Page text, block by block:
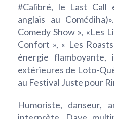
#Calibré, le Last Call
anglais au
Comedy Show », «Les
Confort », « Les
énergie
extérieures de Loto-
au Festival Juste pour
Humoriste, danseur,